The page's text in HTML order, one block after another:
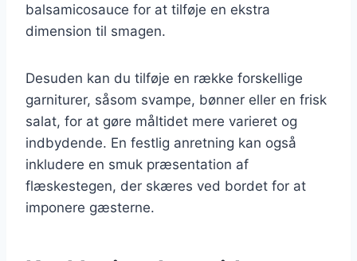
balsamicosauce for at tilføje en ekstra
dimension til smagen.
Desuden kan du tilføje en række forskellige
garniturer, såsom svampe, bønner eller en frisk
salat, for at gøre måltidet mere varieret og
indbydende. En festlig anretning kan også
inkludere en smuk præsentation af
flæskestegen, der skæres ved bordet for at
imponere gæsterne.